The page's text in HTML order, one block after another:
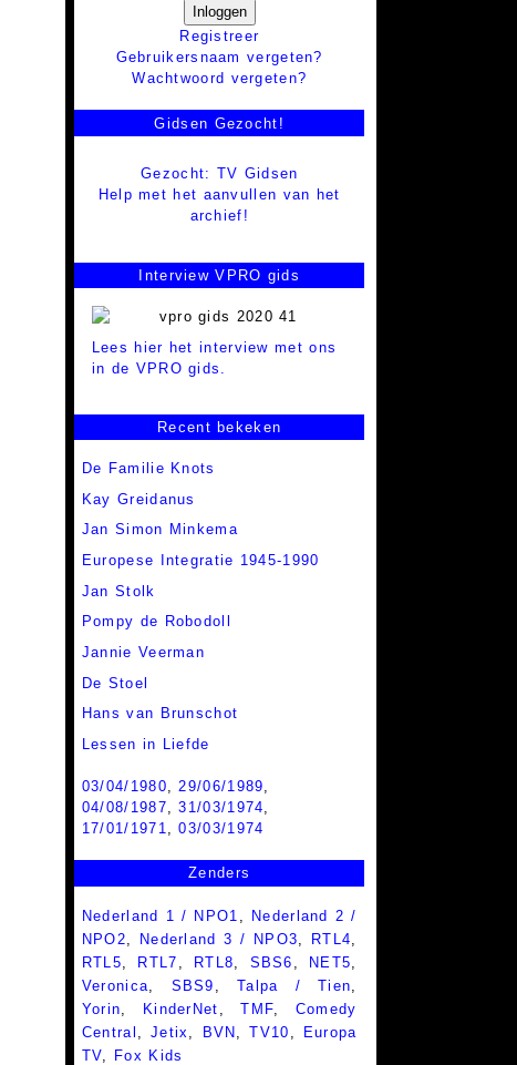
Inloggen
Registreer
Gebruikersnaam vergeten?
Wachtwoord vergeten?
Gidsen Gezocht!
Gezocht: TV Gidsen
Help met het aanvullen van het
archief!
Interview VPRO gids
Lees hier het interview met ons
in de VPRO gids.
Recent bekeken
De Familie Knots
Kay Greidanus
Jan Simon Minkema
Europese Integratie 1945-1990
Jan Stolk
Pompy de Robodoll
Jannie Veerman
De Stoel
Hans van Brunschot
Lessen in Liefde
03/04/1980,29/06/1989,
04/08/1987,31/03/1974,
17/01/1971,03/03/1974
Zenders
Nederland 1 / NPO1
Nederland 2 /
NPO2
Nederland 3 / NPO3 RTL4
RTL5
RTL7 RTL8 SBS6 NET5
Veronica
SBS9 ,Talpa / Tien
Yorin
KinderNet ,TMF
Comedy
Central
Jetix BVN ,TV10
Europa
TV
Fox Kids